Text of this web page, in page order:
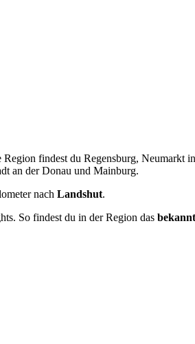
findest du Regensburg, Neumarkt
an der Donau und Mainburg.
nach Landshut.
So findest du in der Region das